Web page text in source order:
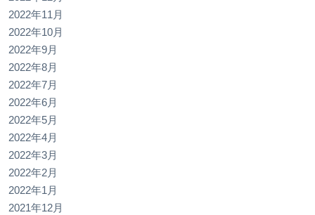
2022年11月
2022年10月
2022年9月
2022年8月
2022年7月
2022年6月
2022年5月
2022年4月
2022年3月
2022年2月
2022年1月
2021年12月